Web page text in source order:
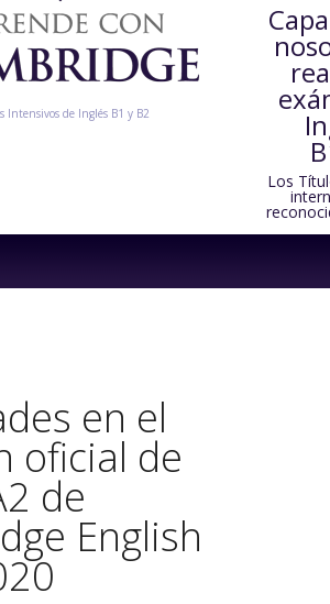
Intensivos de Inglés B1 y B2
Los
content
en el
oficial de
de
English